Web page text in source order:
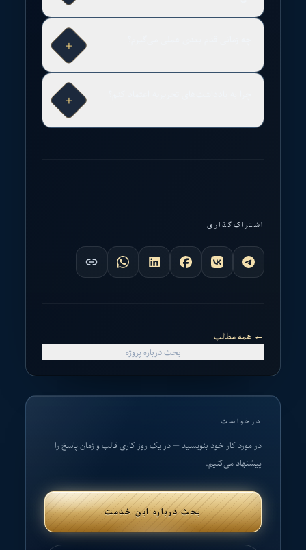
+
+
اشتراک‌گذاری
← همه مطالب
بحث درباره پروژه
درخواست
در مورد کار خود بنویسید — در یک روز کاری قالب و زمان پاسخ را
پیشنهاد می‌کنیم.
بحث درباره این خدمت